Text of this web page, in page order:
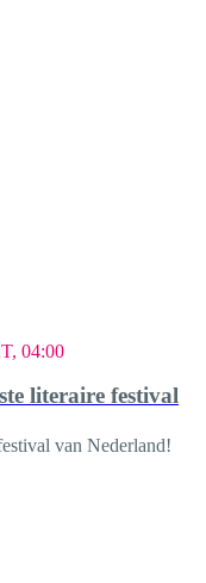
04:00
literaire festival
van Nederland!